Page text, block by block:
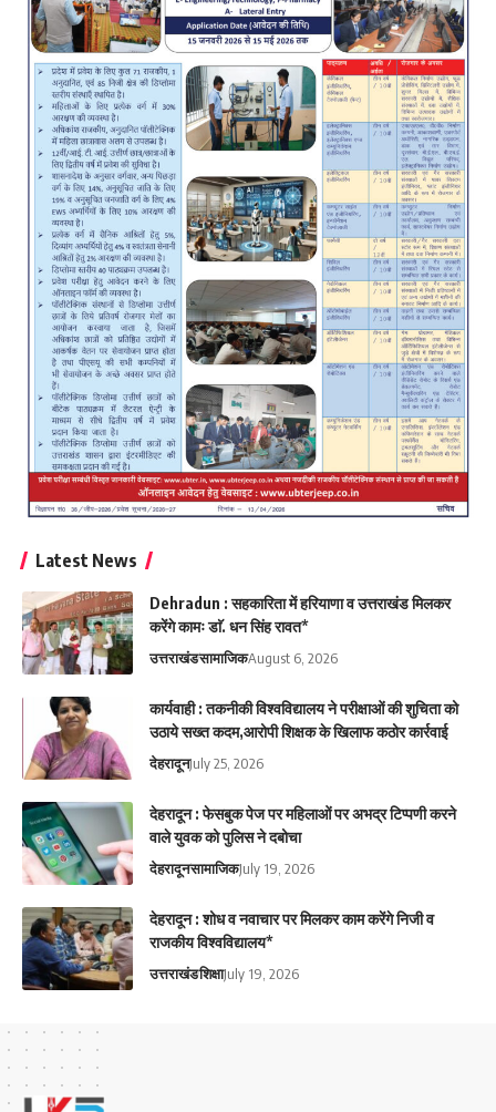
Latest News
Dehradun : सहकारिता में हरियाणा व उत्तराखंड मिलकर
करेंगे कामः डाॅ. धन सिंह रावत*
उत्तराखंडसामाजिकAugust 6, 2026
कार्यवाही : तकनीकी विश्वविद्यालय ने परीक्षाओं की शुचिता को
उठाये सख्त कदम,आरोपी शिक्षक के खिलाफ कठोर कार्रवाई
देहरादूनJuly 25, 2026
देहरादून : फेसबुक पेज पर महिलाओं पर अभद्र टिप्पणी करने
वाले युवक को पुलिस ने दबोचा
देहरादूनसामाजिकJuly 19, 2026
देहरादून : शोध व नवाचार पर मिलकर काम करेंगे निजी व
राजकीय विश्वविद्यालय*
उत्तराखंडशिक्षाJuly 19, 2026